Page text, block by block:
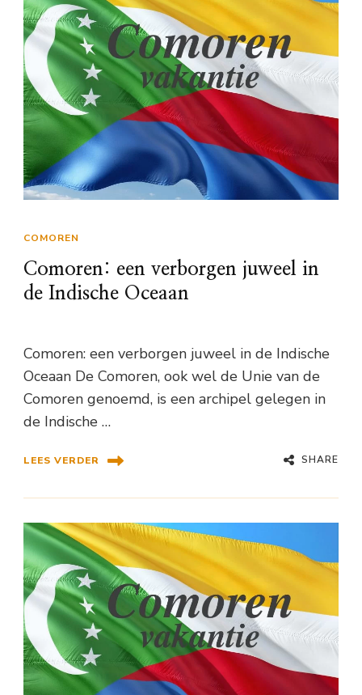
COMOREN
Comoren: een verborgen juweel in
de Indische Oceaan
Comoren: een verborgen juweel in de Indische
Oceaan De Comoren, ook wel de Unie van de
Comoren genoemd, is een archipel gelegen in
de Indische …
LEES VERDER SHARE